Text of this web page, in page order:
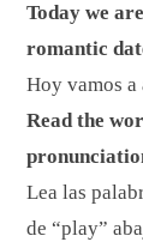
Today we
romantic
Hoy vamos
Read the
Lea las
de “play”